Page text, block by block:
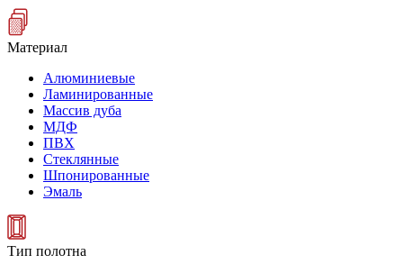
Материал
Алюминиевые
Ламинированные
Массив дуба
МДФ
ПВХ
Стеклянные
Шпонированные
Эмаль
Тип полотна